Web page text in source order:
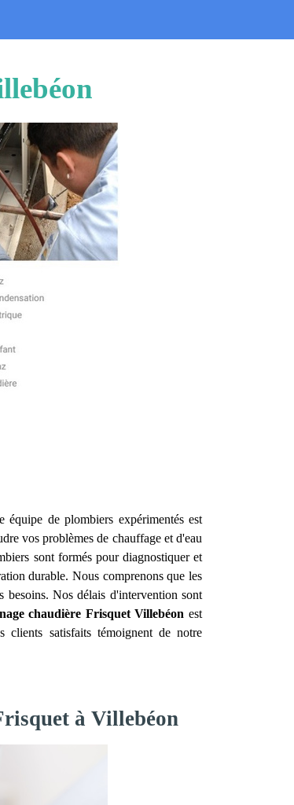
de plombiers expérimentés est
vos problèmes de chauffage et d'eau
sont formés pour diagnostiquer et
durable. Nous comprenons que les
besoins. Nos délais d'intervention sont
chaudière Frisquet Villebéon est
satisfaits témoignent de notre
à Villebéon